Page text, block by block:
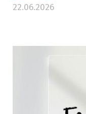
22.06.2026